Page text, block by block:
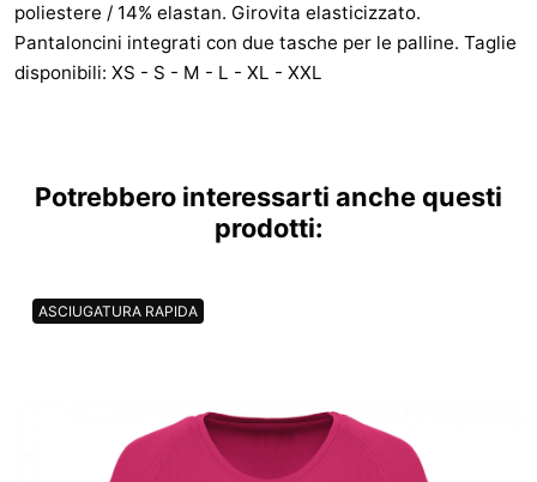
poliestere / 14% elastan. Girovita elasticizzato.
Pantaloncini integrati con due tasche per le palline. Taglie
disponibili: XS - S - M - L - XL - XXL
Potrebbero interessarti anche questi
prodotti:
ASCIUGATURA RAPIDA